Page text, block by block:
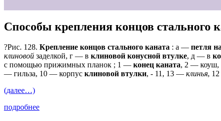
Способы крепления концов стального
?Рис. 128. Крепление концов стального каната : а — петля
клиновой заделкой, г — в клиновой конусной втулке, д — в
с помощью прижимных планок ; 1 — конец каната, 2 — коуш,
— гильза, 10 — корпус клиновой втулки, - 11, 13 — клинья,
(далее…)
подробнее